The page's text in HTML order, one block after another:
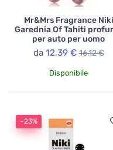
Mr&Mrs Fragrance Niki
Garednia Of Tahiti
per auto per uomo
da 12,39 € 16,12 €
Disponibile
-23%